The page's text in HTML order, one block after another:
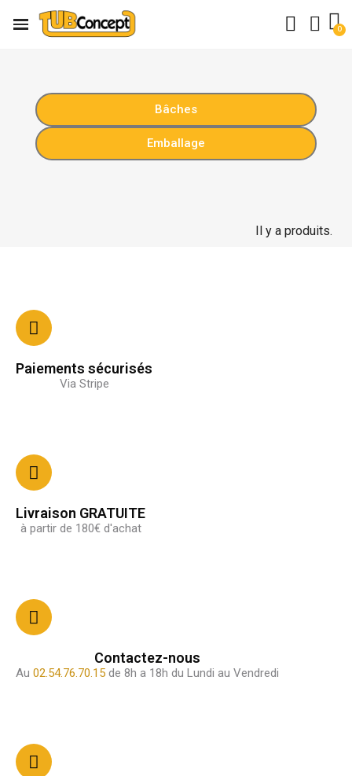
Bâches
Emballage
Il y a produits.
Paiements sécurisés
Via Stripe
Livraison GRATUITE
à partir de 180€ d'achat
Contactez-nous
Au 02.54.76.70.15 de 8h a 18h du Lundi au Vendredi